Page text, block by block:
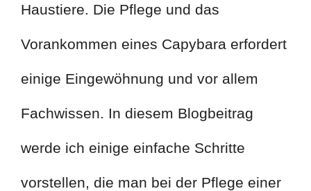
Haustiere. Die Pflege und das
Vorankommen eines Capybara erfordert
einige Eingewöhnung und vor allem
Fachwissen. In diesem Blogbeitrag
werde ich einige einfache Schritte
vorstellen, die man bei der Pflege einer